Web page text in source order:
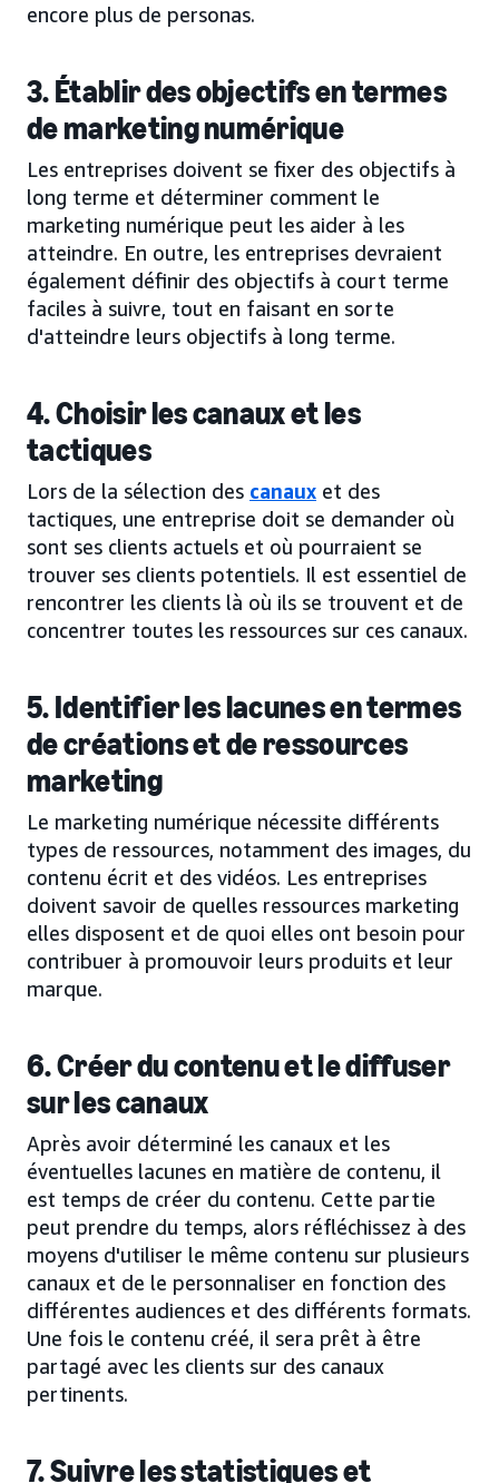
encore plus de personas.
3. Établir des objectifs en termes
de marketing numérique
Les entreprises doivent se fixer des objectifs à
long terme et déterminer comment le
marketing numérique peut les aider à les
atteindre. En outre, les entreprises devraient
également définir des objectifs à court terme
faciles à suivre, tout en faisant en sorte
d'atteindre leurs objectifs à long terme.
4. Choisir les canaux et les
tactiques
Lors de la sélection des canaux et des
tactiques, une entreprise doit se demander où
sont ses clients actuels et où pourraient se
trouver ses clients potentiels. Il est essentiel de
rencontrer les clients là où ils se trouvent et de
concentrer toutes les ressources sur ces canaux.
5. Identifier les lacunes en termes
de créations et de ressources
marketing
Le marketing numérique nécessite différents
types de ressources, notamment des images, du
contenu écrit et des vidéos. Les entreprises
doivent savoir de quelles ressources marketing
elles disposent et de quoi elles ont besoin pour
contribuer à promouvoir leurs produits et leur
marque.
6. Créer du contenu et le diffuser
sur les canaux
Après avoir déterminé les canaux et les
éventuelles lacunes en matière de contenu, il
est temps de créer du contenu. Cette partie
peut prendre du temps, alors réfléchissez à des
moyens d'utiliser le même contenu sur plusieurs
canaux et de le personnaliser en fonction des
différentes audiences et des différents formats.
Une fois le contenu créé, il sera prêt à être
partagé avec les clients sur des canaux
pertinents.
7. Suivre les statistiques et